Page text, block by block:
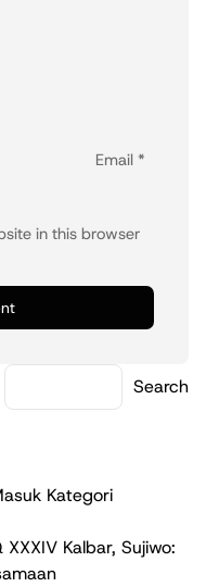
Email *
in this browser
Search
Kategori
Kalbar, Sujiwo: